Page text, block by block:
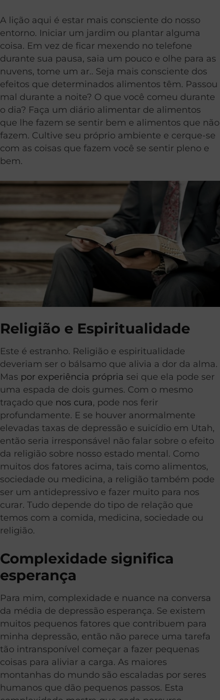
A lição aqui é estar mais consciente do nosso
entorno. Iniciar um jardim ou plantar alguma
coisa. Em vez de ficar mexendo no telefone
durante sua pausa, saia um pouco e olhe para as
nuvens, tome um ar.. Seja mais consciente dos
efeitos que determinados alimentos têm. Passou
mal durante a noite? O que você comeu durante
o dia? Faça um diário alimentar de alimentos
que lhe fazem se sentir bem e alimentos que não
fazem. Cultive seu próprio ambiente e cerque-se
com as coisas que fazem você se sentir pleno e
bem.
Religião e Espiritualidade
Este é estranho. Religião e espiritualidade
deveriam ser o bálsamo que alivia a dor da alma.
Mas por experiência própria sei que ela pode ser
uma espada de dois gumes. Com o mesmo
traçado que nos cura, pode nos ferir
profundamente. E se houver anormalmente
elevadas taxas de depressão e suicídio em Utah,
então seria irresponsável não falar sobre o efeito
da religião sobre nosso estado mental. Como
muitos dos fatores acima, tais como alimentos,
sociedade ou medicina, a religião também pode
ser um antidepressivo e fazer muito para nos
curar. Tudo depende do tipo de relação que
temos com a comida, medicina, sociedade ou
religião.
Complexidade significa
esperança
Para mim, complexidade e nuance na conversa
da média de depressão esperança. Se existem
muitos pequenos fatores que contribuem para
minha depressão, então não parece uma tarefa
tão intransponível começar a fazer pequenas
coisas para aliviar a carga. As maiores
montanhas do mundo são escaladas por seres
humanos que dão pequenos passos. Esta